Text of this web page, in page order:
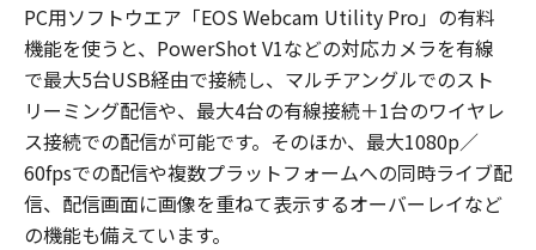
PC用ソフトウエア「EOS Webcam Utility Pro」の有料
機能を使うと、PowerShot V1などの対応カメラを有線
で最大5台USB経由で接続し、マルチアングルでのスト
リーミング配信や、最大4台の有線接続＋1台のワイヤレ
ス接続での配信が可能です。そのほか、最大1080p／
60fpsでの配信や複数プラットフォームへの同時ライブ配
信、配信画面に画像を重ねて表示するオーバーレイなど
の機能も備えています。